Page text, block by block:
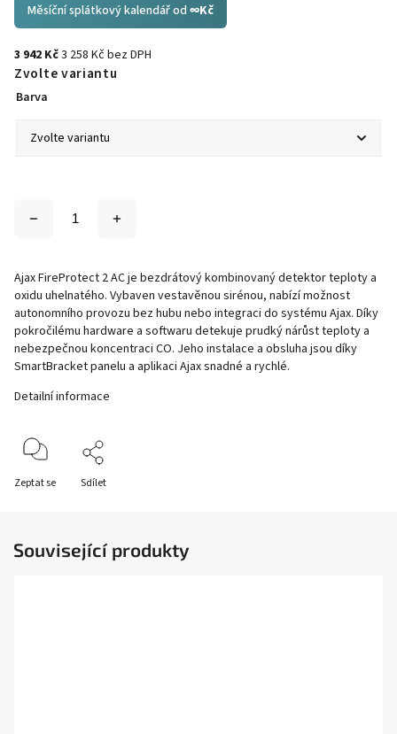
Měsíční splátkový kalendář od ∞Kč
3 942 Kč3 258 Kč bez DPH
Zvolte variantu
Barva
Ajax FireProtect 2 AC je bezdrátový kombinovaný detektor teploty a
oxidu uhelnatého. Vybaven vestavěnou sirénou, nabízí možnost
autonomního provozu bez hubu nebo integraci do systému Ajax. Díky
pokročilému hardware a softwaru detekuje prudký nárůst teploty a
nebezpečnou koncentraci CO. Jeho instalace a obsluha jsou díky
SmartBracket panelu a aplikaci Ajax snadné a rychlé.
Detailní informace
Zeptat se Sdílet
Související produkty